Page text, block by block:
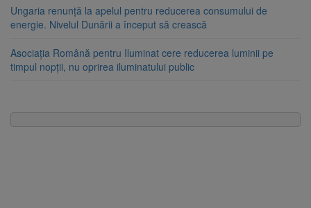
Ungaria renunță la apelul pentru reducerea consumului de
energie. Nivelul Dunării a început să crească
Asociația Română pentru Iluminat cere reducerea luminii pe
timpul nopții, nu oprirea iluminatului public